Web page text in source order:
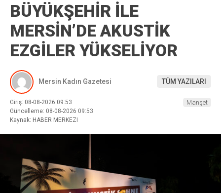
BÜYÜKŞEHİR İLE
MERSİN’DE AKUSTİK
EZGİLER YÜKSELİYOR
Mersin Kadın Gazetesi TÜM YAZILARI
Giriş: 08-08-2026 09:53
Güncelleme: 08-08-2026 09:53
Kaynak: HABER MERKEZI
Manşet